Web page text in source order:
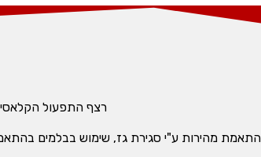
רצף התפעול הקלאסי
התאמת מהירות ע"י סגירת גז, שימוש בבלמים